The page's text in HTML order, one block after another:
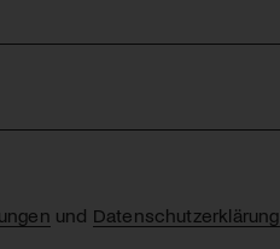
und Datenschutzerklärung